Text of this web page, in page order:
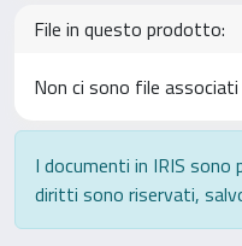
File in questo prodotto:
Non ci sono file
I documenti in IRIS
diritti sono riservati,